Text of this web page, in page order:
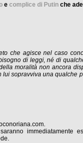
e complice di Putin che
che agisce nel caso
di leggi, né di
moralità non ancora
lui sopravviva una qualche
immediatamente